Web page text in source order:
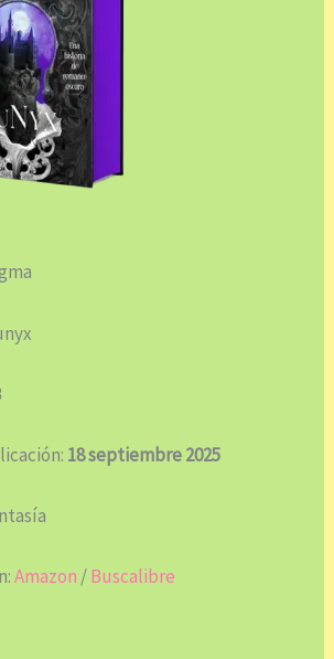
18 septiembre 2025
Amazon /Buscalibre